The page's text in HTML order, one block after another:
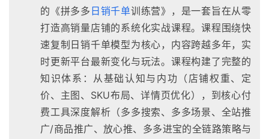
的《拼多多 日销千单训练营》，是一套旨在从零
打造高销量店铺的系统化实战课程。课程围绕快
速复制日销千单模型为核心，内容跨越多年，实
时更新平台最新变化与玩法。课程构建了完整的
知识体系：从基础认知与内功（店铺权重、定
价、主图、SKU布局、详情页优化），到核心付
费工具深度解析（多多搜索、多多场景、全站推
广/商品推广、放心推、多多进宝的全链路策略与